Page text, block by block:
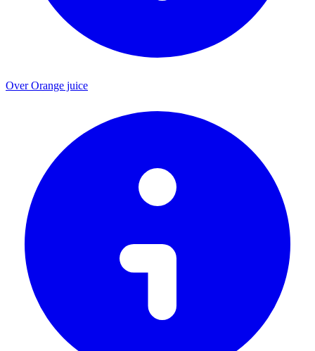
Over Orange juice